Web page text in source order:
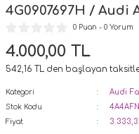
4G0907697H / Audi
0 Puan - 0 Yorum
4.000,00 TL
542,16 TL den başlayan
Kategori
Audi
Stok Kodu
Fiyat